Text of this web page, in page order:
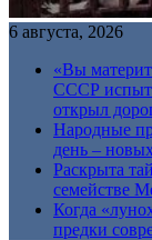
6 августа, 2026
«Вы
СССР
открыл
Народные
день –
Раскрыта
семействе
Когда
предки